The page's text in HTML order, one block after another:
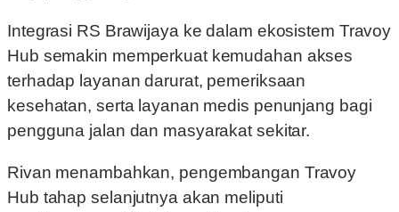
Integrasi RS Brawijaya ke dalam ekosistem Travoy
Hub semakin memperkuat kemudahan akses
terhadap layanan darurat, pemeriksaan
kesehatan, serta layanan medis penunjang bagi
pengguna jalan dan masyarakat sekitar.
Rivan menambahkan, pengembangan Travoy
Hub tahap selanjutnya akan meliputi